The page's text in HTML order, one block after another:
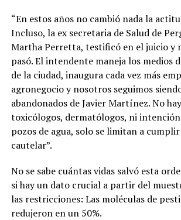
“En estos años no cambió nada la
Incluso, la ex secretaria de Salud de
Martha Perretta, testificó en el juicio y
pasó. El intendente maneja los medios
de la ciudad, inaugura cada vez más
agronegocio y nosotros seguimos
abandonados de Javier Martínez. No
toxicólogos, dermatólogos, ni
pozos de agua, solo se limitan a
cautelar”.
No se sabe cuántas vidas salvó esta
si hay un dato crucial a partir del
las restricciones: Las moléculas de
redujeron en un 50%.